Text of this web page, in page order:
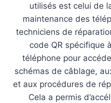
utilisés est celui de
maintenance des
techniciens de
code QR spécifique
téléphone pour
schémas de câblage,
et aux procédures de
Cela a permis